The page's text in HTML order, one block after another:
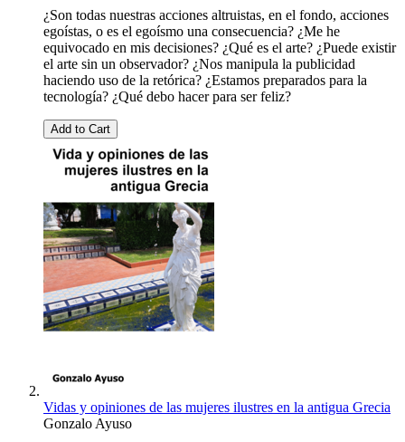
¿Son todas nuestras acciones altruistas, en el fondo, acciones
egoístas, o es el egoísmo una consecuencia? ¿Me he
equivocado en mis decisiones? ¿Qué es el arte? ¿Puede existir
el arte sin un observador? ¿Nos manipula la publicidad
haciendo uso de la retórica? ¿Estamos preparados para la
tecnología? ¿Qué debo hacer para ser feliz?
Add to Cart
Vidas y opiniones de las mujeres ilustres en la antigua Grecia
Gonzalo Ayuso